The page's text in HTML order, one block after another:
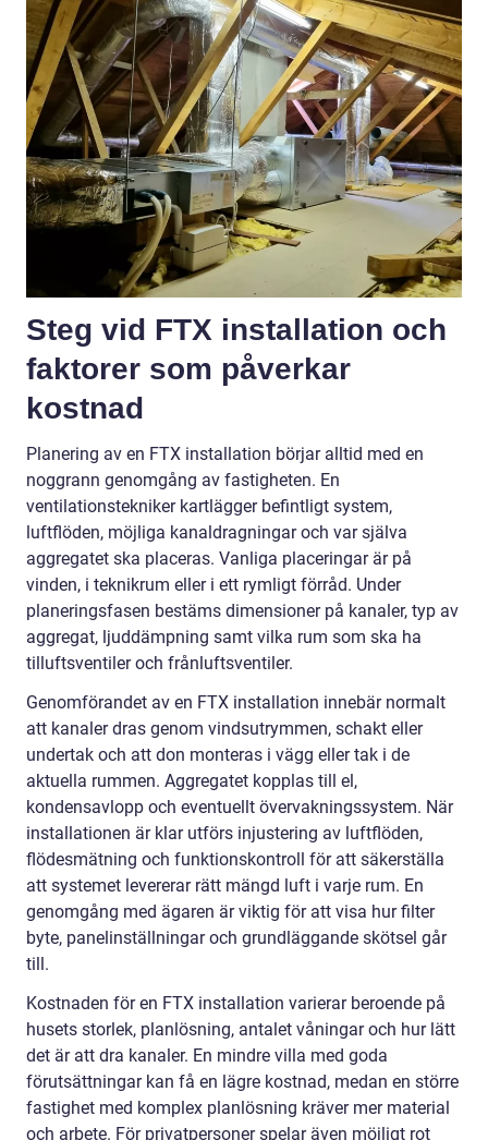
Steg vid FTX installation och
faktorer som påverkar
kostnad
Planering av en FTX installation börjar alltid med en
noggrann genomgång av fastigheten. En
ventilationstekniker kartlägger befintligt system,
luftflöden, möjliga kanaldragningar och var själva
aggregatet ska placeras. Vanliga placeringar är på
vinden, i teknikrum eller i ett rymligt förråd. Under
planeringsfasen bestäms dimensioner på kanaler, typ av
aggregat, ljuddämpning samt vilka rum som ska ha
tilluftsventiler och frånluftsventiler.
Genomförandet av en FTX installation innebär normalt
att kanaler dras genom vindsutrymmen, schakt eller
undertak och att don monteras i vägg eller tak i de
aktuella rummen. Aggregatet kopplas till el,
kondensavlopp och eventuellt övervakningssystem. När
installationen är klar utförs injustering av luftflöden,
flödesmätning och funktionskontroll för att säkerställa
att systemet levererar rätt mängd luft i varje rum. En
genomgång med ägaren är viktig för att visa hur filter
byte, panelinställningar och grundläggande skötsel går
till.
Kostnaden för en FTX installation varierar beroende på
husets storlek, planlösning, antalet våningar och hur lätt
det är att dra kanaler. En mindre villa med goda
förutsättningar kan få en lägre kostnad, medan en större
fastighet med komplex planlösning kräver mer material
och arbete. För privatpersoner spelar även möjligt rot